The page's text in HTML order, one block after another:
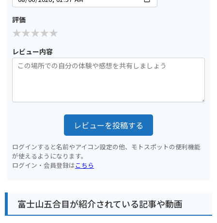
評価
レビュー内容
レビューを投稿する
ログインすると名前やアイコン設定の他、モトスポットの便利機能
が使えるようになります。
ログイン・会員登録はこちら
富士山五合目が紹介されている記事や動画